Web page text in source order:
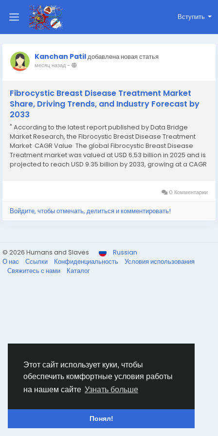
Этот сайт использует куки, чтобы
обеспечить комфортные условия работы
на нашем сайте Узнать больше
Понял!
Вступить
Kanchan Patilдобавлена новая статья
месяц назад-
Fibrocystic Breast Disease Treatment Market
Share, Driving Trends, and Industry Forecast by
2033
" According to the latest report published by Data Bridge
Market Research, the Fibrocystic Breast Disease Treatment
Market CAGR Value The global Fibrocystic Breast Disease
Treatment market was valued at USD 6.53 billion in 2025 and is
projected to reach USD 9.35 billion by 2033, growing at a CAGR
0 Комментарии
Войдите, чтобы отмечать, делиться и комментировать!
© 2026 Humans and Slaves
Russian
О нас
Ссылки Конфиденциальность
Условия использования
Свяжитесь с нами
Каталог